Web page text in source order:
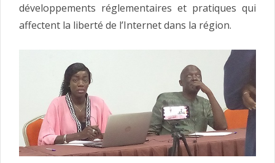
développements réglementaires et pratiques qui
affectent la liberté de l’Internet dans la région.